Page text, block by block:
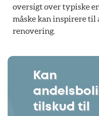
oversigt over typiske
måske kan inspirere til
renovering.
Kan
tilskud til